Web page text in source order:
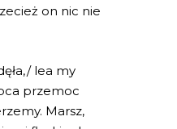
on nic nie
lea my
przemoc
Marsz,